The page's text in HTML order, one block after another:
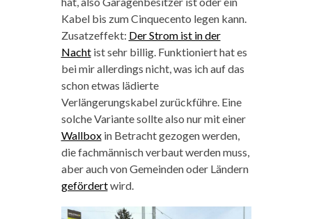
Kabel bis zum Cinquecento legen kann.
Zusatzeffekt: Der Strom ist in der
Nachtist sehr billig. Funktioniert hat es
bei mir allerdings nicht, was ich auf das
schon etwas lädierte
Verlängerungskabel zurückführe. Eine
solche Variante sollte also nur mit einer
Wallboxin Betracht gezogen werden,
die fachmännisch verbaut werden muss,
aber auch von Gemeinden oder Ländern
gefördertwird.